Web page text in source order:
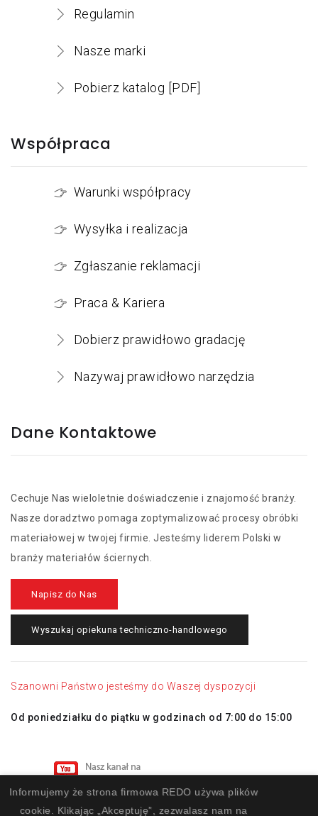
Regulamin
Nasze marki
Pobierz katalog [PDF]
Współpraca
Warunki współpracy
Wysyłka i realizacja
Zgłaszanie reklamacji
Praca & Kariera
Dobierz prawidłowo gradację
Nazywaj prawidłowo narzędzia
Dane Kontaktowe
Cechuje Nas wieloletnie doświadczenie i znajomość branży.
Nasze doradztwo pomaga zoptymalizować procesy obróbki
materiałowej w twojej firmie. Jesteśmy liderem Polski w
branży materiałów ściernych.
Napisz do Nas
Wyszukaj opiekuna techniczno-handlowego
Szanowni Państwo jesteśmy do Waszej dyspozycji
Od poniedziałku do piątku w godzinach od 7:00 do 15:00
Informujemy że strona firmowa REDO używa plików
cookie. Klikając „Akceptuję”, zezwalasz nam na